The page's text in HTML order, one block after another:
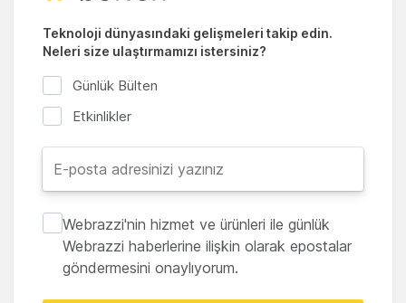
Teknoloji dünyasındaki gelişmeleri takip edin.
Neleri size ulaştırmamızı istersiniz?
Günlük Bülten
Etkinlikler
Webrazzi'nin hizmet ve ürünleri ile günlük
Webrazzi haberlerine ilişkin olarak epostalar
göndermesini onaylıyorum.